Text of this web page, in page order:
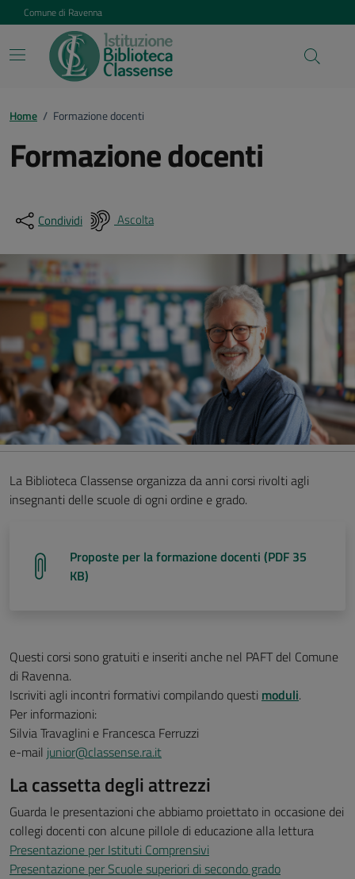
Vai ai contenuti
Vai al footer
Comune di Ravenna
Home / Formazione docenti
Formazione docenti
Condividi Ascolta
La Biblioteca Classense organizza da anni corsi rivolti agli
insegnanti delle scuole di ogni ordine e grado.
Proposte per la formazione docenti (PDF 35
KB)
Questi corsi sono gratuiti e inseriti anche nel PAFT del Comune
di Ravenna.
Iscriviti agli incontri formativi compilando questi moduli.
Per informazioni:
Silvia Travaglini e Francesca Ferruzzi
e-mail junior@classense.ra.it
La cassetta degli attrezzi
Guarda le presentazioni che abbiamo proiettato in occasione dei
collegi docenti con alcune pillole di educazione alla lettura
Presentazione per Istituti Comprensivi
Presentazione per Scuole superiori di secondo grado